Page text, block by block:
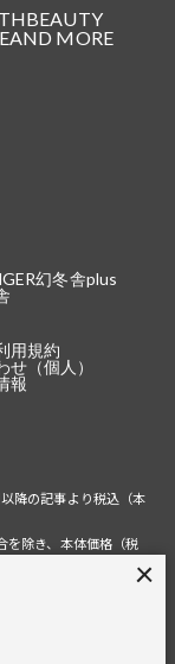
BEAUTY
AND MORE
幻冬舎plus
用規約
せ（個人）
報
降の記事より税込（本
を除き、本体価格（税
ます。